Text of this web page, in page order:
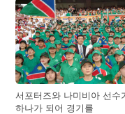
서포터즈와 나미비아 선수
하나가 되어 경기를